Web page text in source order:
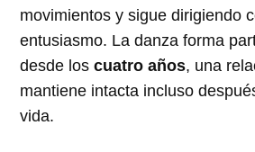
movimientos y sigue dirigiendo
entusiasmo. La danza forma
desde loscuatro años, una
mantiene intacta incluso
vida.